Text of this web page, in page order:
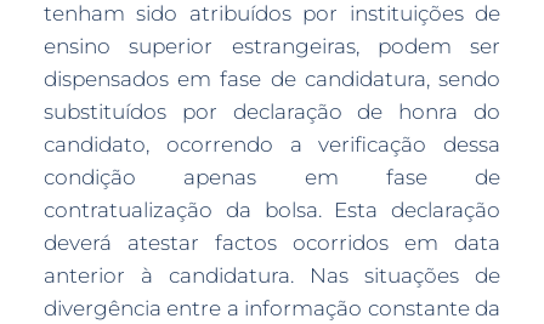
tenham sido atribuídos por instituições de
ensino superior estrangeiras, podem ser
dispensados em fase de candidatura, sendo
substituídos por declaração de honra do
candidato, ocorrendo a verificação dessa
condição apenas em fase de
contratualização da bolsa. Esta declaração
deverá atestar factos ocorridos em data
anterior à candidatura. Nas situações de
divergência entre a informação constante da